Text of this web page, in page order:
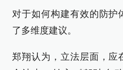
对于如何构建有效的防护
了多维度建议。
郑翔认为，立法层面，应